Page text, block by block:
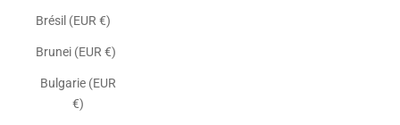
Brésil (EUR €)
Brunei (EUR €)
Bulgarie (EUR
€)